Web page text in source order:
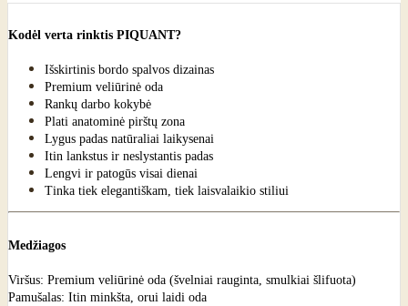
Kodėl verta rinktis PIQUANT?
Išskirtinis bordo spalvos dizainas
Premium veliūrinė oda
Rankų darbo kokybė
Plati anatominė pirštų zona
Lygus padas natūraliai laikysenai
Itin lankstus ir neslystantis padas
Lengvi ir patogūs visai dienai
Tinka tiek elegantiškam, tiek laisvalaikio stiliui
Medžiagos
Viršus: Premium veliūrinė oda (švelniai rauginta, smulkiai šlifuota)
Pamušalas: Itin minkšta, orui laidi oda